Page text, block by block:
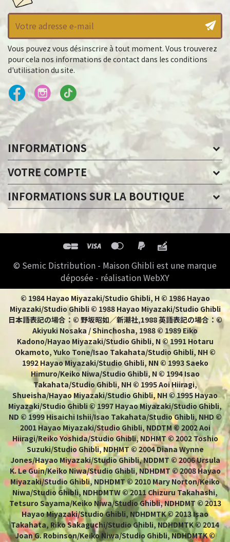
Vous pouvez vous désinscrire à tout moment. Vous trouverez
pour cela nos informations de contact dans les conditions
d'utilisation du site.
INFORMATIONS
VOTRE COMPTE
INFORMATIONS SUR LA BOUTIQUE
© Semic Distribution - Maison Ghibli est une marque
déposée - réalisation WebXY
© 1984 Hayao Miyazaki/Studio Ghibli, H © 1986 Hayao
Miyazaki/Studio Ghibli © 1988 Hayao Miyazaki/Studio Ghibli
日本語表記の場合：© 野坂昭如／新潮社,1988 英語表記の場合：©
Akiyuki Nosaka / Shinchosha, 1988 © 1989 Eiko
Kadono/Hayao Miyazaki/Studio Ghibli, N © 1991 Hotaru
Okamoto, Yuko Tone/Isao Takahata/Studio Ghibli, NH ©
1992 Hayao Miyazaki/Studio Ghibli, NN © 1993 Saeko
Himuro/Keiko Niwa/Studio Ghibli, N © 1994 Isao
Takahata/Studio Ghibli, NH © 1995 Aoi Hiiragi,
Shueisha/Hayao Miyazaki/Studio Ghibli, NH © 1995 Hayao
Miyazaki/Studio Ghibli © 1997 Hayao Miyazaki/Studio Ghibli,
ND © 1999 Hisaichi Ishii/Isao Takahata/Studio Ghibli, NHD ©
2001 Hayao Miyazaki/Studio Ghibli, NDDTM © 2002 Aoi
Hiiragi/Reiko Yoshida/Studio Ghibli, NDHMT © 2002 Toshio
Suzuki/Studio Ghibli, NDHMT © 2004 Diana Wynne
Jones/Hayao Miyazaki/Studio Ghibli, NDDMT © 2006 Ursula
K. Le Guin/Keiko Niwa/Studio Ghibli, NDHDMT © 2008 Hayao
Miyazaki/Studio Ghibli, NDHDMT © 2010 Mary Norton/Keiko
Niwa/Studio Ghibli, NDHDMTW © 2011 Chizuru Takahashi,
Tetsuro Sayama/Keiko Niwa/Studio Ghibli, NDHDMT © 2013
Hayao Miyazaki/Studio Ghibli, NDHDMTK © 2013 Isao
Takahata, Riko Sakaguchi/Studio Ghibli, NDHDMTK © 2014
Joan G. Robinson/Keiko Niwa/Studio Ghibli, NDHDMTK ©